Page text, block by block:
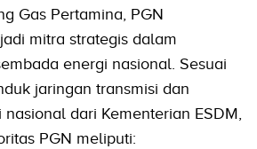
Gas Pertamina, PGN
mitra strategis dalam
energi nasional. Sesuai
jaringan transmisi dan
dari Kementerian ESDM,
PGN meliputi: